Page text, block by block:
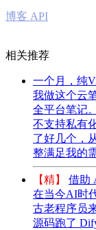
博客 API
相关推荐
一个月，纯
我做这个云
全平台笔记
不支持私有
了好几个，
整满足我的
【精】
借助
在当今AI时
古老程序员
源码跑了